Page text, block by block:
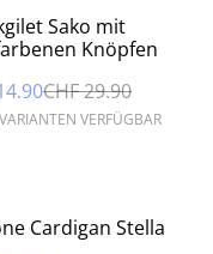
Sako mit
Knöpfen
CHF 29.90
VERFÜGBAR
Cardigan Stella